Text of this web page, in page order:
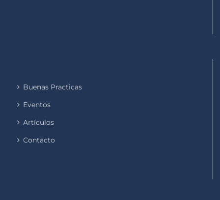
Buenas Practicas
Eventos
Artículos
Contacto